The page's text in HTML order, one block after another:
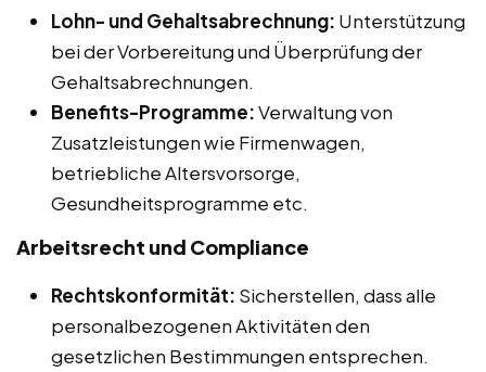
Lohn- und Gehaltsabrechnung: Unterstützung
bei der Vorbereitung und Überprüfung der
Gehaltsabrechnungen.
Benefits-Programme:Verwaltung von
Zusatzleistungen wie Firmenwagen,
betriebliche Altersvorsorge,
Gesundheitsprogramme etc.
Arbeitsrecht und Compliance
Rechtskonformität: Sicherstellen, dass alle
personalbezogenen Aktivitäten den
gesetzlichen Bestimmungen entsprechen.